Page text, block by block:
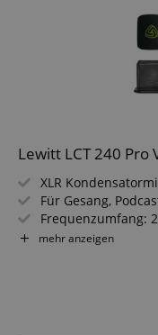
Lewitt LCT 240 Pro
XLR
Für Gesang,
Frequenzumfang:
Record-Ready
Inklusive
mehr anzeigen